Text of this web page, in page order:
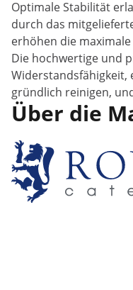
Optimale Stabilität
durch das
erhöhen die
Die hochwertige und
Widerstandsfähigkeit,
gründlich reinigen,
Über die